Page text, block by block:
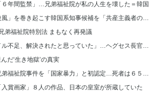
６年間監禁」…兄弟福祉院が私の人生を壊した＝韓国
トランプ氏、米国で「旋風」を巻き起こす韓国系知事候補を「共産主義者の狂人」と非難
弟福祉院特別法 まもなく再発議
トランプ大統領「ミサイル不足、解決されたと思っていた」…ヘグセス長官を厳しく叱責
だ‘生き地獄’の真実
韓国、３５年目にして兄弟福祉院事件を「国家暴力」と初認定…死者は６５７人
入賞画家」８人の作品、日本の皇室が所蔵していた